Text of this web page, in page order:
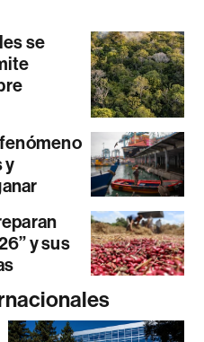
se
y
y sus